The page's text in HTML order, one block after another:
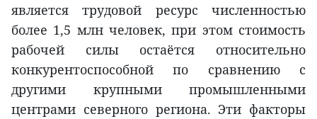
является трудовой ресурс численностью
более 1,5 млн человек, при этом стоимость
рабочей силы остаётся относительно
конкурентоспособной по сравнению с
другими крупными промышленными
центрами северного региона. Эти факторы